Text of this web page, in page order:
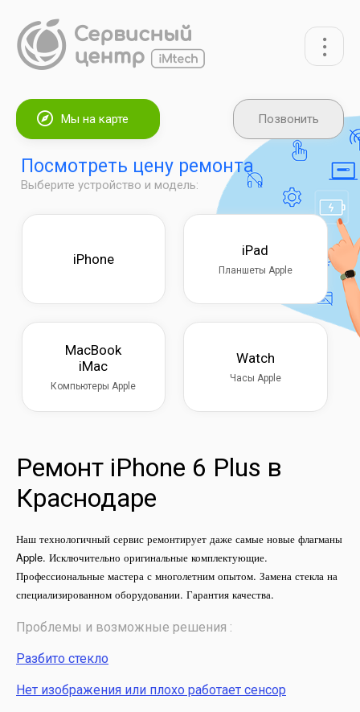
Мы на карте Позвонить
Посмотреть цену ремонта
Выберите устройство и модель:
iPhone
iPad
Планшеты Apple
MacBook
iMac
Компьютеры Apple
Watch
Часы Apple
Ремонт iPhone 6 Plus в
Краснодаре
Наш технологичный сервис ремонтирует даже самые новые флагманы
Apple. Исключительно оригинальные комплектующие.
Профессиональные мастера с многолетним опытом. Замена стекла на
специализированном оборудовании. Гарантия качества.
Проблемы и возможные решения :
Разбито стекло
Нет изображения или плохо работает сенсор